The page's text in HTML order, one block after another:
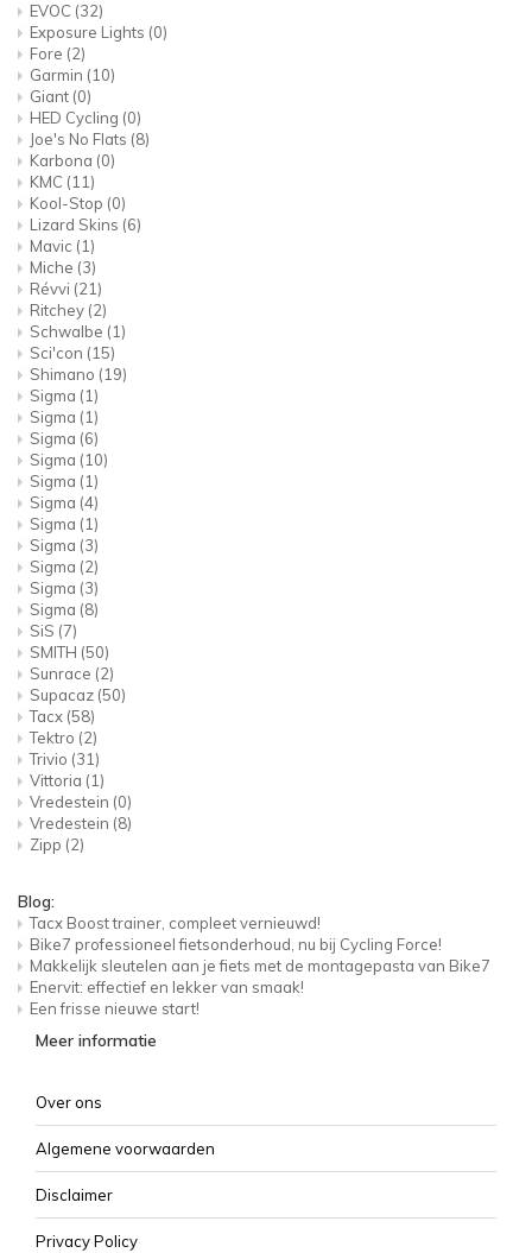
EVOC (32)
Exposure Lights (0)
Fore (2)
Garmin (10)
Giant (0)
HED Cycling (0)
Joe's No Flats (8)
Karbona (0)
KMC (11)
Kool-Stop (0)
Lizard Skins (6)
Mavic (1)
Miche (3)
Révvi (21)
Ritchey (2)
Schwalbe (1)
Sci'con (15)
Shimano (19)
Sigma (1)
Sigma (1)
Sigma (6)
Sigma (10)
Sigma (1)
Sigma (4)
Sigma (1)
Sigma (3)
Sigma (2)
Sigma (3)
Sigma (8)
SiS (7)
SMITH (50)
Sunrace (2)
Supacaz (50)
Tacx (58)
Tektro (2)
Trivio (31)
Vittoria (1)
Vredestein (0)
Vredestein (8)
Zipp (2)
Blog:
Tacx Boost trainer, compleet vernieuwd!
Bike7 professioneel fietsonderhoud, nu bij Cycling Force!
Makkelijk sleutelen aan je fiets met de montagepasta van Bike7
Enervit: effectief en lekker van smaak!
Een frisse nieuwe start!
Meer informatie
Over ons
Algemene voorwaarden
Disclaimer
Privacy Policy